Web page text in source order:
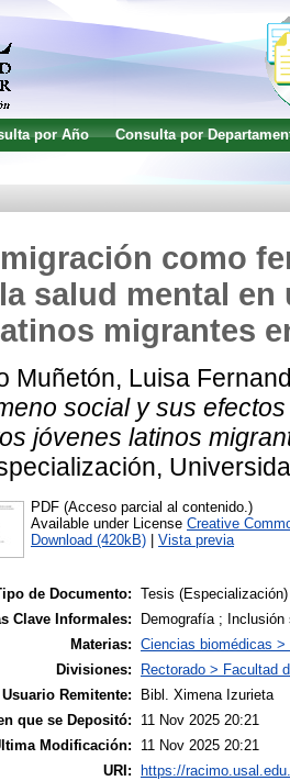
por Año
Consulta por
como
salud mental
migrantes
Muñetón, Luisa
social y sus
jóvenes latinos
PDF (Acceso parcial al contenido.)
Available under License Creative
Download (420kB)
Vista previa
de Documento: Tesis (Especialización)
Clave Informales:
Demografía ;
Materias: Ciencias biomédicas >
Divisiones:
Rectorado > Facultad
Usuario Remitente:
Bibl. Ximena Izurieta
que se Depositó:
11 Nov 2025 20:21
Modificación:
11 Nov 2025 20:21
URI:
https://